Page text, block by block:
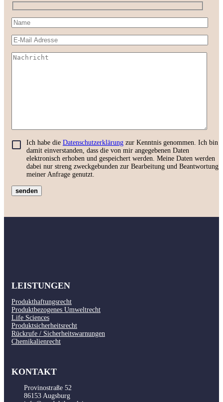
Ich habe die Datenschutzerklärung zur Kenntnis genommen. Ich bin
damit einverstanden, dass die von mir angegebenen Daten
elektronisch erhoben und gespeichert werden. Meine Daten werden
dabei nur streng zweckgebunden zur Bearbeitung und Beantwortung
meiner Anfrage genutzt.
LEISTUNGEN
Produkthaftungsrecht
Produktbezogenes Umweltrecht
Life Sciences
Produktsicherheitsrecht
Rückrufe / Sicherheitswarnungen
Chemikalienrecht
KONTAKT
Provinostraße 52
86153 Augsburg